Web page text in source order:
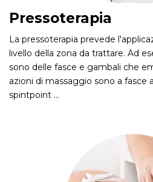
Pressoterapia
La pressoterapia prevede
livello della zona da trattare. Ad
sono delle fasce e gambali che
azioni di massaggio sono a fasce
spintpoint …